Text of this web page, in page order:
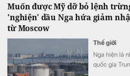
Muốn được Mỹ dỡ bỏ lệnh
'nghiện' dầu Nga hứa giảm
từ Moscow
Thế giới
Nga hiện là
quốc gia